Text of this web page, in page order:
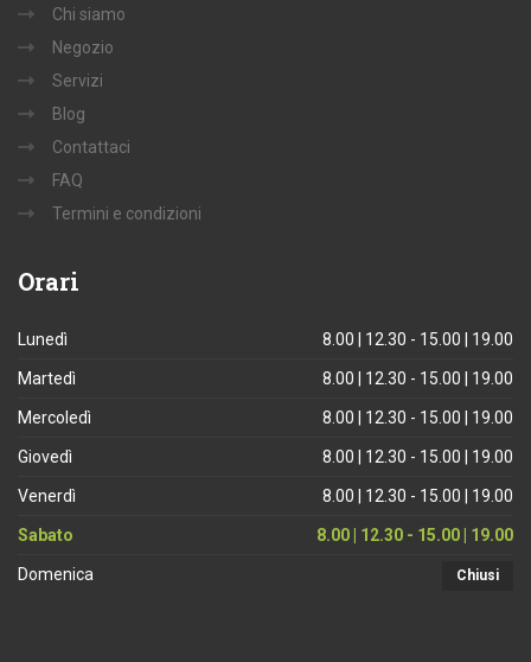
Chi siamo
Negozio
Servizi
Blog
Contattaci
FAQ
Termini e condizioni
Orari
Lunedì 8.00 | 12.30 - 15.00 | 19.00
Martedì 8.00 | 12.30 - 15.00 | 19.00
Mercoledì 8.00 | 12.30 - 15.00 | 19.00
Giovedì 8.00 | 12.30 - 15.00 | 19.00
Venerdì 8.00 | 12.30 - 15.00 | 19.00
Sabato 8.00 | 12.30 - 15.00 | 19.00
Domenica Chiusi